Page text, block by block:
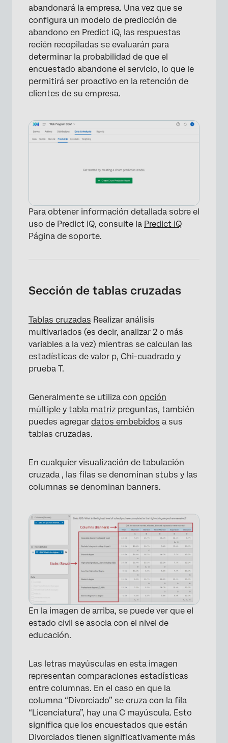
abandonará la empresa. Una vez que se
configura un modelo de predicción de
abandono en Predict iQ, las respuestas
recién recopiladas se evaluarán para
determinar la probabilidad de que el
encuestado abandone el servicio, lo que le
permitirá ser proactivo en la retención de
clientes de su empresa.
×
Para obtener información detallada sobre el
uso de Predict iQ, consulte la Predict iQ
Página de soporte.
Sección de tablas cruzadas
Tablas cruzadas Realizar análisis
multivariados (es decir, analizar 2 o más
variables a la vez) mientras se calculan las
estadísticas de valor p, Chi-cuadrado y
prueba T.
Generalmente se utiliza con opción
múltiple y tabla matriz preguntas, también
puedes agregar datos embebidos a sus
tablas cruzadas.
En cualquier visualización de tabulación
cruzada , las filas se denominan stubs y las
columnas se denominan banners.
En la imagen de arriba, se puede ver que el
estado civil se asocia con el nivel de
educación.
Las letras mayúsculas en esta imagen
representan comparaciones estadísticas
entre columnas. En el caso en que la
columna “Divorciado” se cruza con la fila
“Licenciatura”, hay una C mayúscula. Esto
significa que los encuestados que están
Divorciados tienen significativamente más